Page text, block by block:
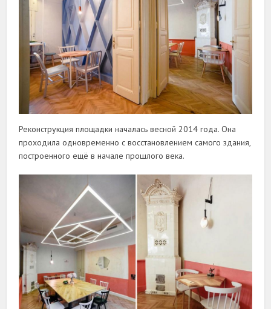
Реконструкция площадки началась весной 2014 года. Она
проходила одновременно с восстановлением самого здания,
построенного ещё в начале прошлого века.